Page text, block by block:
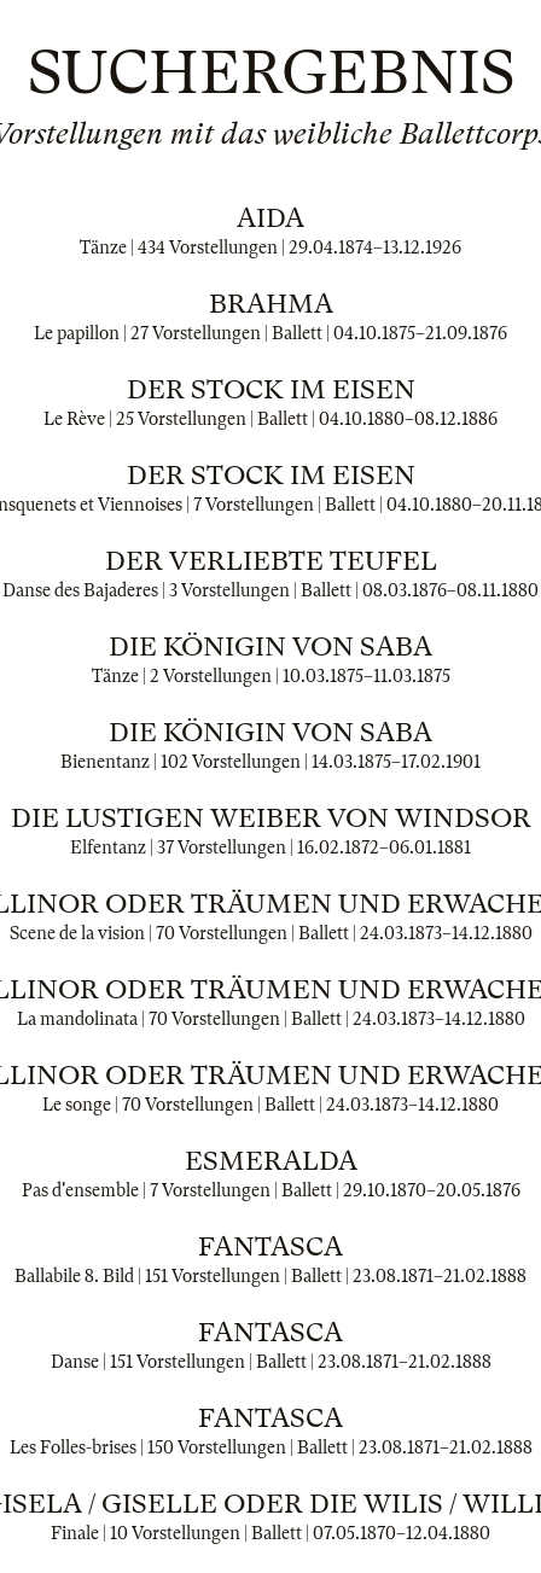
SUCHERGEBNIS
mit das weibliche
AIDA
Tänze | 434 Vorstellungen | 29.04.1874–13.12.1926
BRAHMA
Le papillon | 27 Vorstellungen | Ballett | 04.10.1875–21.09.1876
DER STOCK IM EISEN
Le Rève | 25 Vorstellungen | Ballett | 04.10.1880–08.12.1886
DER STOCK IM EISEN
et Viennoises | 7 Vorstellungen | Ballett | 04.10.1880–
DER VERLIEBTE TEUFEL
Danse des Bajaderes | 3 Vorstellungen | Ballett | 08.03.1876–08.11.1880
DIE KÖNIGIN VON SABA
Tänze | 2 Vorstellungen | 10.03.1875–11.03.1875
DIE KÖNIGIN VON SABA
Bienentanz | 102 Vorstellungen | 14.03.1875–17.02.1901
DIE LUSTIGEN WEIBER VON WINDSOR
Elfentanz | 37 Vorstellungen | 16.02.1872–06.01.1881
ODER TRÄUMEN UND
Scene de la vision | 70 Vorstellungen | Ballett | 24.03.1873–14.12.1880
ODER TRÄUMEN UND
La mandolinata | 70 Vorstellungen | Ballett | 24.03.1873–14.12.1880
ODER TRÄUMEN UND
Le songe | 70 Vorstellungen | Ballett | 24.03.1873–14.12.1880
ESMERALDA
Pas d'ensemble | 7 Vorstellungen | Ballett | 29.10.1870–20.05.1876
FANTASCA
Ballabile 8. Bild | 151 Vorstellungen | Ballett | 23.08.1871–21.02.1888
FANTASCA
Danse | 151 Vorstellungen | Ballett | 23.08.1871–21.02.1888
FANTASCA
Les Folles-brises | 150 Vorstellungen | Ballett | 23.08.1871–21.02.1888
/ GISELLE ODER DIE WILIS /
Finale | 10 Vorstellungen | Ballett | 07.05.1870–12.04.1880